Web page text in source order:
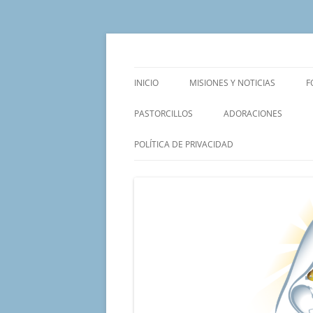
Saltar
INICIO MISIONES Y NOTICIAS
PASTORCILLOS ADORACIONES
POLÍTICA DE PRIVACIDAD